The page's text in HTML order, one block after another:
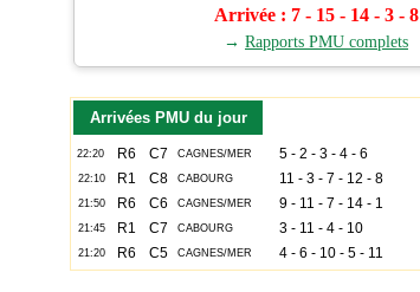
Arrivée : 7 - 15 - 14 - 3 - 8
→ Rapports PMU complets
Arrivées PMU du jour